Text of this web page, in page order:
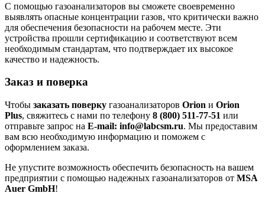
С помощью газоанализаторов вы сможете своевременно
выявлять опасные концентрации газов, что критически важно
для обеспечения безопасности на рабочем месте. Эти
устройства прошли сертификацию и соответствуют всем
необходимым стандартам, что подтверждает их высокое
качество и надежность.
Заказ и поверка
Чтобы заказать поверку газоанализаторов Orion и Orion
Plus, свяжитесь с нами по телефону 8 (800) 511-77-51 или
отправьте запрос на E-mail: info@labcsm.ru. Мы предоставим
вам всю необходимую информацию и поможем с
оформлением заказа.
Не упустите возможность обеспечить безопасность на вашем
предприятии с помощью надежных газоанализаторов от MSA
Auer GmbH!